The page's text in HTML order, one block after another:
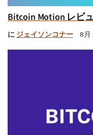
Bitcoin Motion レビ
に ジェイソンコナー 8月